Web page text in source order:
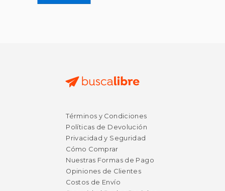
Términos y Condiciones
Políticas de Devolución
Privacidad y Seguridad
Cómo Comprar
Nuestras Formas de Pago
Opiniones de Clientes
Costos de Envío